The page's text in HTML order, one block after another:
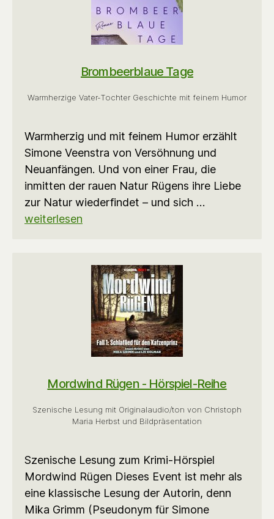
Brombeerblaue Tage
Warmherzige Vater-Tochter Geschichte mit feinem Humor
Warmherzig und mit feinem Humor erzählt
Simone Veenstra von Versöhnung und
Neuanfängen. Und von einer Frau, die
inmitten der rauen Natur Rügens ihre Liebe
zur Natur wiederfindet – und sich …
weiterlesen
Mordwind Rügen - Hörspiel-Reihe
Szenische Lesung mit Originalaudio/ton von Christoph
Maria Herbst und Bildpräsentation
Szenische Lesung zum Krimi-Hörspiel
Mordwind Rügen Dieses Event ist mehr als
eine klassische Lesung der Autorin, denn
Mika Grimm (Pseudonym für Simone